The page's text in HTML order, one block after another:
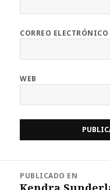
CORREO ELECTRÓNICO
WEB
PUBLICADO EN